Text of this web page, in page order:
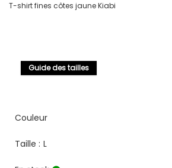
T-shirt fines côtes jaune Kiabi
Guide des tailles
Couleur
Taille : L